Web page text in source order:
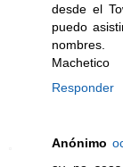
desde el
puedo
nombres.
Machetico
Responder
Anónimo